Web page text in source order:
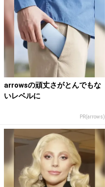
arrowsの頑丈さがとんでもな
いレベルに
PR(arrows)